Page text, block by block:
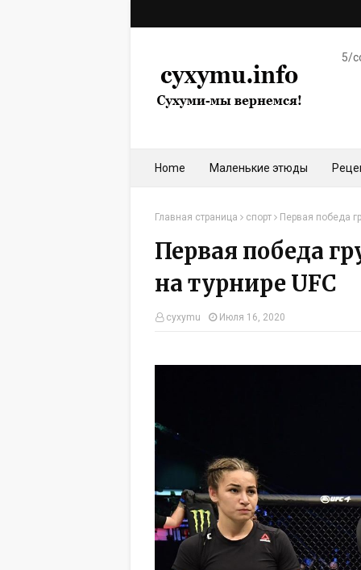
5/
Home Маленькие этюды
Главная страница спорт Первая победа
Первая победа
на турнире UFC
cyxymu Июля 16, 2020